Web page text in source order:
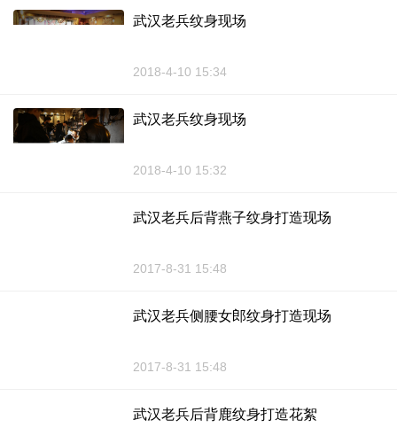
武汉老兵纹身现场
2018-4-10 15:34
武汉老兵纹身现场
2018-4-10 15:32
武汉老兵后背燕子纹身打造现场
2017-8-31 15:48
武汉老兵侧腰女郎纹身打造现场
2017-8-31 15:48
武汉老兵后背鹿纹身打造花絮